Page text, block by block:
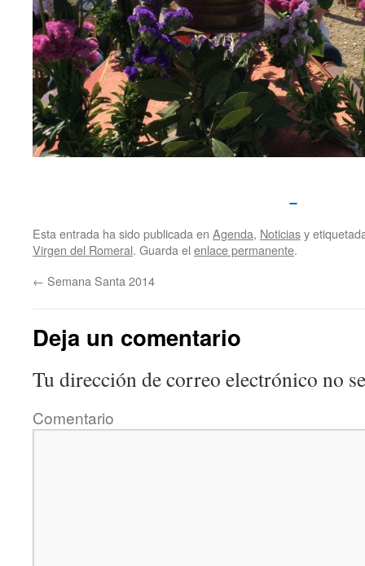
Esta entrada ha sido publicada en Agenda, Noticiasy
Virgen del Romeral. Guarda el enlace permanente.
← Semana Santa 2014
Deja un comentario
Tu dirección de correo electrónico no
Comentario